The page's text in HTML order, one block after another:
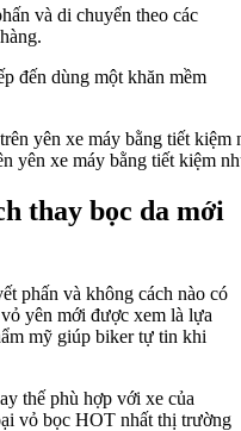
và di chuyển theo các
đến dùng một khăn mềm
yên xe máy bằng tiết kiệm
thay bọc da mới
phấn và không cách nào có
yên mới được xem là lựa
mỹ giúp biker tự tin khi
thế phù hợp với xe của
vỏ bọc HOT nhất thị trường